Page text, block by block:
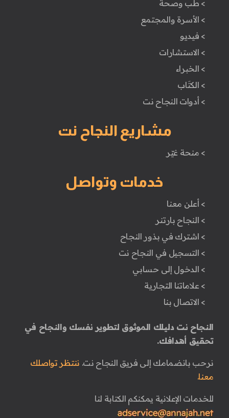
> طب وصحة
> الأسرة والمجتمع
> فيديو
> الاستشارات
> الخبراء
> الكتَاب
> أدوات النجاح نت
مشاريع النجاح نت
> منحة غيّر
خدمات وتواصل
> أعلن معنا
> النجاح بارتنر
> اشترك في بذور النجاح
> التسجيل في النجاح نت
> الدخول إلى حسابي
> علاماتنا التجارية
> الاتصال بنا
النجاح نت دليلك الموثوق لتطوير نفسك والنجاح في
تحقيق أهدافك.
نرحب بانضمامك إلى فريق النجاح نت. ننتظر تواصلك
معنا.
للخدمات الإعلانية يمكنكم الكتابة لنا